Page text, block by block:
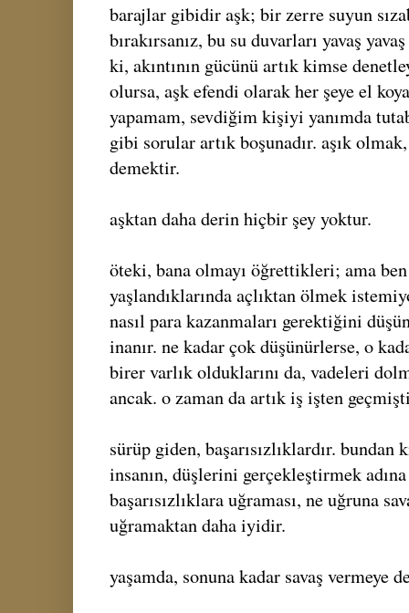
barajlar gibidir aşk; bir zerre suyun
bırakırsanız, bu su duvarları yavaş
ki, akıntının gücünü artık kimse
olursa, aşk efendi olarak her şeye el
yapamam, sevdiğim kişiyi yanımda
gibi sorular artık boşunadır. aşık
demektir.
aşktan daha derin hiçbir şey yoktur.
öteki, bana olmayı öğrettikleri; ama
yaşlandıklarında açlıktan ölmek
nasıl para kazanmaları gerektiğini
inanır. ne kadar çok düşünürlerse, o
birer varlık olduklarını da, vadeleri
ancak. o zaman da artık iş işten
sürüp giden, başarısızlıklardır. bundan
insanın, düşlerini gerçekleştirmek
başarısızlıklara uğraması, ne uğruna
uğramaktan daha iyidir.
yaşamda, sonuna kadar savaş vermeye